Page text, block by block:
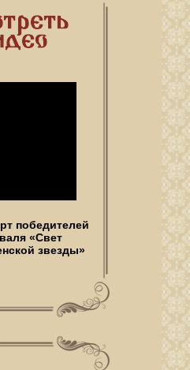
победителей
«Свет
звезды»